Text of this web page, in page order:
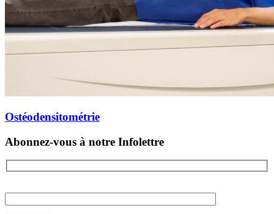
Ostéodensitométrie
Abonnez-vous à notre Infolettre